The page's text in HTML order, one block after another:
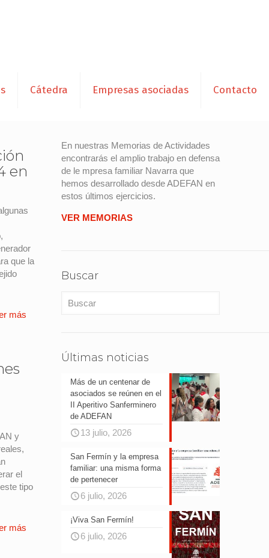
Cátedra Empresas asociadas Contacto
en
que la
más
y
el
tipo
más
En nuestras Memorias de Actividades
encontrarás el amplio trabajo en defensa
de le mpresa familiar Navarra que
hemos desarrollado desde ADEFAN en
estos últimos ejercicios.
VER MEMORIAS
Buscar
Últimas noticias
Más de un centenar de
asociados se reúnen en el
II Aperitivo Sanferminero
de ADEFAN
13 julio, 2026
San Fermín y la empresa
familiar: una misma forma
de pertenecer
6 julio, 2026
¡Viva San Fermín!
6 julio, 2026